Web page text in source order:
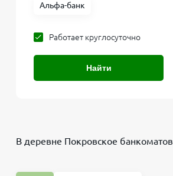
Альфа-банк
Работает круглосуточно
Найти
В деревне Покровское банкоматов